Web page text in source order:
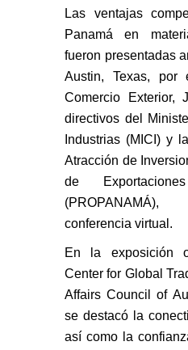
Las ventajas
Panamá en
fueron presentadas
Austin, Texas, por
Comercio Exterior,
directivos del
Industrias (MICI) y
Atracción de
de
conferencia virtual.
En la exposición
Center for Global
Affairs Council of
se destacó la
así como la